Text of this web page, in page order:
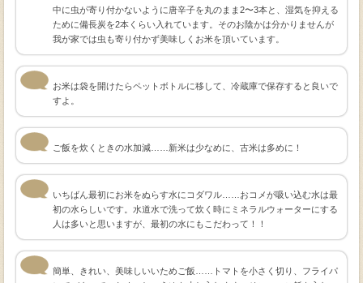
中に虫が寄り付かないように唐辛子を丸のまま2〜3本と、湿気を抑える
ために備長炭を2本くらい入れています。そのお陰かは分かりませんが
我が家では虫も寄り付かず美味しくお米を頂いています。
お米は袋を開けたらペットボトルに移して、冷蔵庫で保存すると良いで
すよ。
ご飯を炊くときの水加減……新米は少なめに、古米は多めに！
いちばん最初にお米をぬらす水にコダワル……おコメが吸い込む水は最
初の水らしいです。水道水で洗って炊く時にミネラルウォーターにする
人は多いと思いますが、最初の水にもこだわって！！
簡単、きれい、美味しいいためご飯……トマトを小さく切り、フライパ